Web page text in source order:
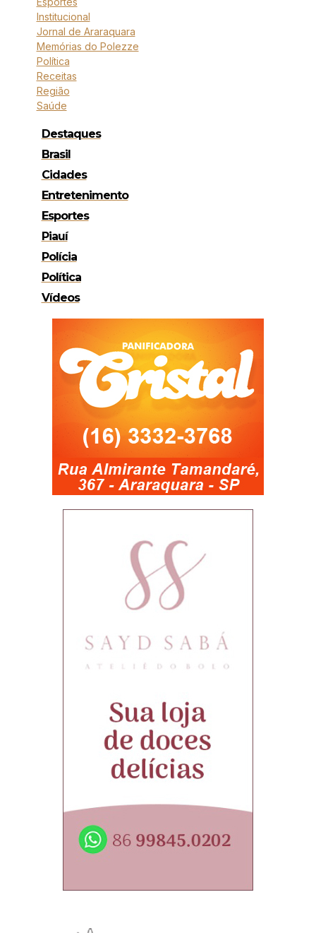
Institucional
Jornal de Araraquara
Memórias do Polezze
Política
Receitas
Região
Saúde
Destaques
Brasil
Cidades
Entretenimento
Esportes
Piauí
Polícia
Política
Vídeos